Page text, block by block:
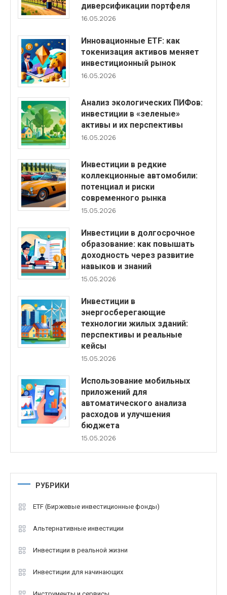
диверсификации портфеля
16.05.2026
Инновационные ETF: как
токенизация активов меняет
инвестиционный рынок
16.05.2026
Анализ экологических ПИФов:
инвестиции в «зеленые»
активы и их перспективы
16.05.2026
Инвестиции в редкие
коллекционные автомобили:
потенциал и риски
современного рынка
15.05.2026
Инвестиции в долгосрочное
образование: как повышать
доходность через развитие
навыков и знаний
15.05.2026
Инвестиции в
энергосберегающие
технологии жилых зданий:
перспективы и реальные
кейсы
15.05.2026
Использование мобильных
приложений для
автоматического анализа
расходов и улучшения
бюджета
15.05.2026
РУБРИКИ
ETF (Биржевые инвестиционные фонды)
Альтернативные инвестиции
Инвестиции в реальной жизни
Инвестиции для начинающих